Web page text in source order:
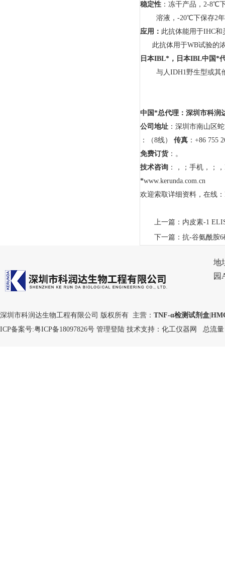
稳定性 ：冻干产品，2-8℃
溶液，-20℃下保存2年
应用： 此抗体能用于IHC
此抗体用于WB试验的
日本IBL*，日本IBL中国*
与人IDH1野生型或其
中国*总代理：深圳市科润
公司地址 ：深圳市南山区
：（8线）
传真 ：+86 755
免费订货：。
技术咨询 ：，；手机，；，
*www.kerunda.com.cn
欢迎索取详细资料，在线：
上一篇： 内皮素-1
下一篇： 抗-谷氨酰胺
地
园
深圳市科润达生物工程有限公司 版权所有 主营： TNF-α检测试剂盒
ICP备案号:粤ICP备18097826号 管理登陆 技术支持： 化工仪器网 总流量